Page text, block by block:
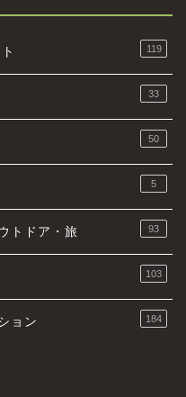
119
33
50
5
トドア・旅 93
103
ョン 184